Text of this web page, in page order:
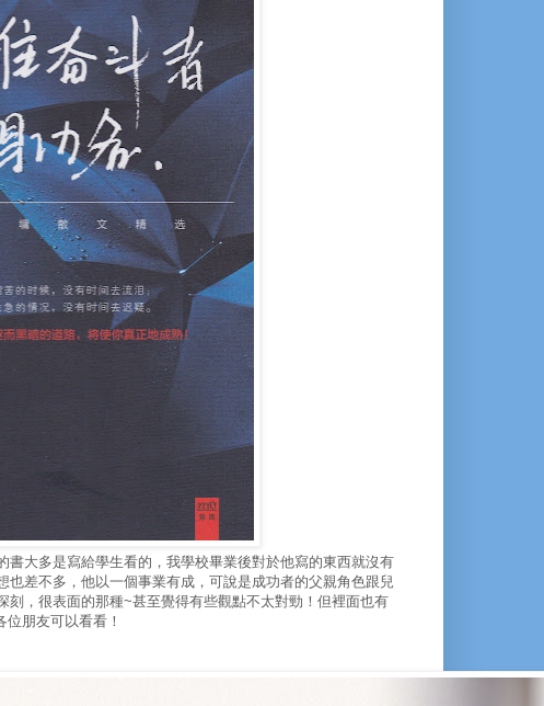
大多是寫給學生看的，我學校畢業後對於他寫的東西就沒有
差不多，他以一個事業有成，可說是成功者的父親角色跟兒
，很表面的那種~甚至覺得有些觀點不太對勁！但裡面也有
朋友可以看看！